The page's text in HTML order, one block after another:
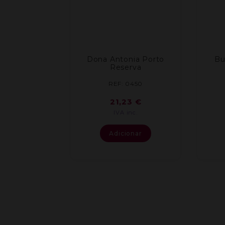
Dona Antonia Porto
Reserva
REF: 0450
21,23 €
Adicionar